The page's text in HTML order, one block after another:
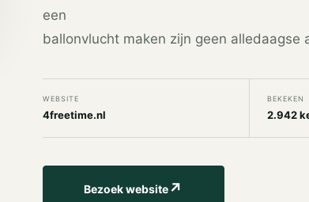
een
ballonvlucht maken zijn geen alledaagse
WEBSITE
4freetime.nl
BEKEKEN
2.942
Bezoek website↗